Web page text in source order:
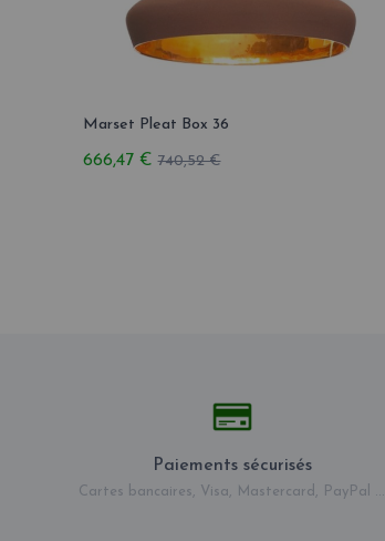
Marset Pleat Box 36
666,47 € 740,52 €
Paiements sécurisés
Cartes bancaires, Visa, Mastercard, PayPal ...